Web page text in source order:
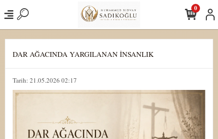
0
DAR AĞACINDA YARGILANAN İNSANLIK
Tarih: 21.05.2026 02:17